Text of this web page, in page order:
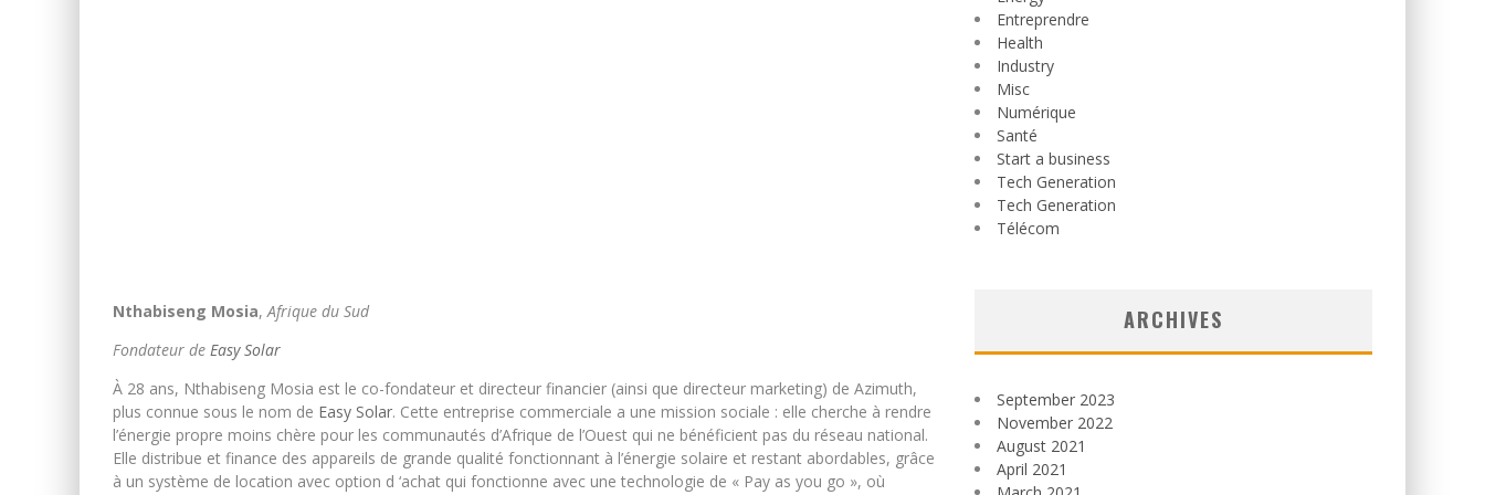
Nthabiseng Mosia,Afrique du Sud
Fondateur de Easy Solar
À 28 ans, Nthabiseng Mosia est le co-fondateur et directeur financier (ainsi que directeur marketing) de Azimuth,
plus connue sous le nom de Easy Solar. Cette entreprise commerciale a une mission sociale : elle cherche à rendre
l’énergie propre moins chère pour les communautés d’Afrique de l’Ouest qui ne bénéficient pas du réseau national.
Elle distribue et finance des appareils de grande qualité fonctionnant à l’énergie solaire et restant abordables, grâce
à un système de location avec option d ‘achat qui fonctionne avec une technologie de « Pay as you go », où
Entreprendre
Health
Industry
Misc
Numérique
Santé
Start a business
Tech Generation
Tech Generation
Télécom
ARCHIVES
September 2023
November 2022
August 2021
April 2021